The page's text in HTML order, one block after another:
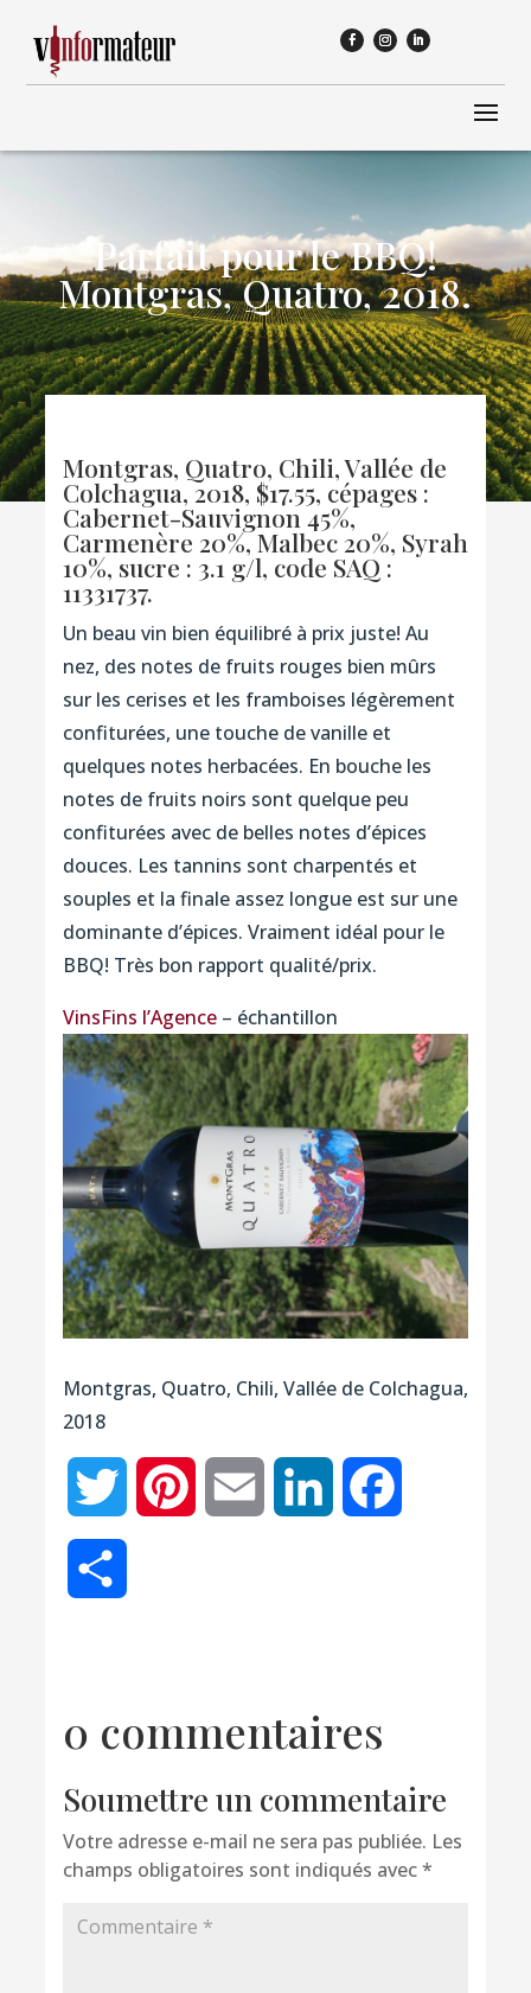
Parfait pour le BBQ!
Montgras, Quatro, 2018.
Montgras, Quatro, Chili, Vallée de
Colchagua, 2018, $17.55, cépages :
Cabernet-Sauvignon 45%,
Carmenère 20%, Malbec 20%, Syrah
10%, sucre : 3.1 g/l, code SAQ :
11331737.
Un beau vin bien équilibré à prix juste! Au
nez, des notes de fruits rouges bien mûrs
sur les cerises et les framboises légèrement
confiturées, une touche de vanille et
quelques notes herbacées. En bouche les
notes de fruits noirs sont quelque peu
confiturées avec de belles notes d’épices
douces. Les tannins sont charpentés et
souples et la finale assez longue est sur une
dominante d’épices. Vraiment idéal pour le
BBQ! Très bon rapport qualité/prix.
VinsFins l’Agence– échantillon
Montgras, Quatro, Chili, Vallée de Colchagua,
2018
Twitter Pinterest Email LinkedIn
0 commentaires
Soumettre un commentaire
Votre adresse e-mail ne sera pas publiée. Les
champs obligatoires sont indiqués avec*